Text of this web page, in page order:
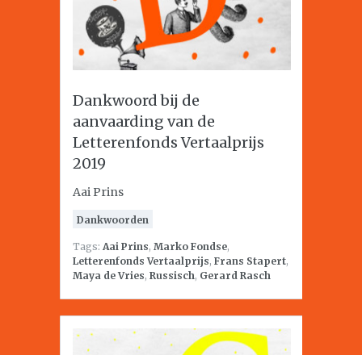
Dankwoord bij de
aanvaarding van de
Letterenfonds Vertaalprijs
2019
Aai Prins
Dankwoorden
Tags: Aai Prins, Marko Fondse,
Letterenfonds Vertaalprijs, Frans Stapert,
Maya de Vries, Russisch, Gerard Rasch